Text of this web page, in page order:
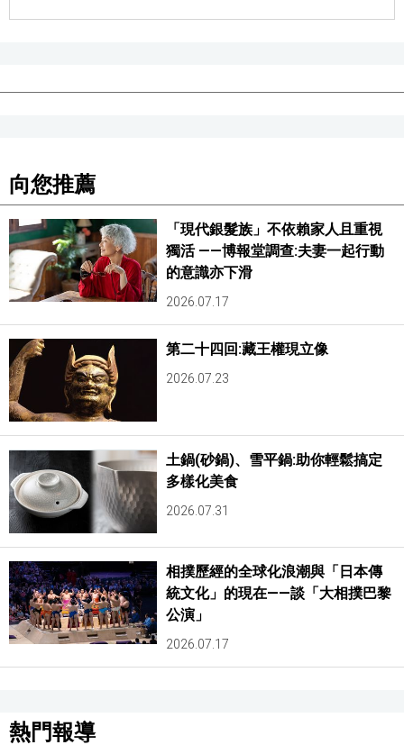
向您推薦
「現代銀髮族」不依賴家人且重視
獨活 ——博報堂調查:夫妻一起行動
的意識亦下滑
2026.07.17
第二十四回:藏王權現立像
2026.07.23
土鍋(砂鍋)、雪平鍋:助你輕鬆搞定
多樣化美食
2026.07.31
相撲歷經的全球化浪潮與「日本傳
統文化」的現在——談「大相撲巴黎
公演」
2026.07.17
熱門報導